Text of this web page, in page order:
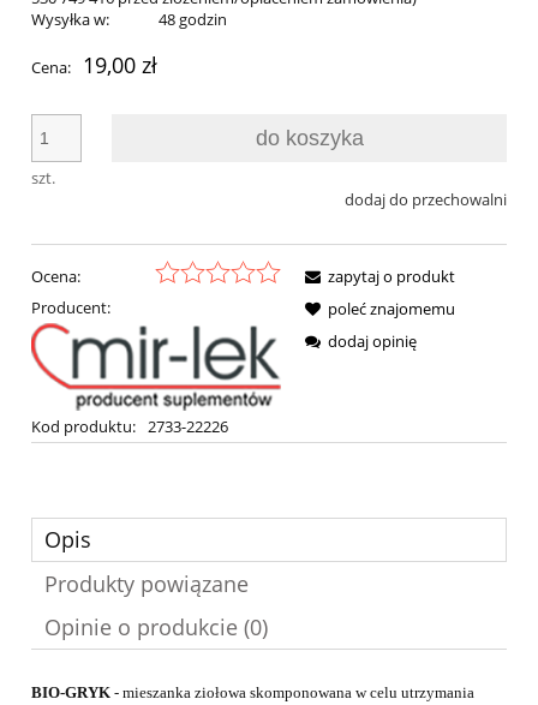
Wysyłka w:
48 godzin
Cena: 19,00 zł
szt.
do koszyka
dodaj do przechowalni
Ocena:
Producent:
Kod produktu: 2733-22226
zapytaj o produkt
poleć znajomemu
dodaj opinię
Opis
Produkty powiązane
Opinie o produkcie (0)
BIO-GRYK - mieszanka ziołowa skomponowana w celu utrzymania